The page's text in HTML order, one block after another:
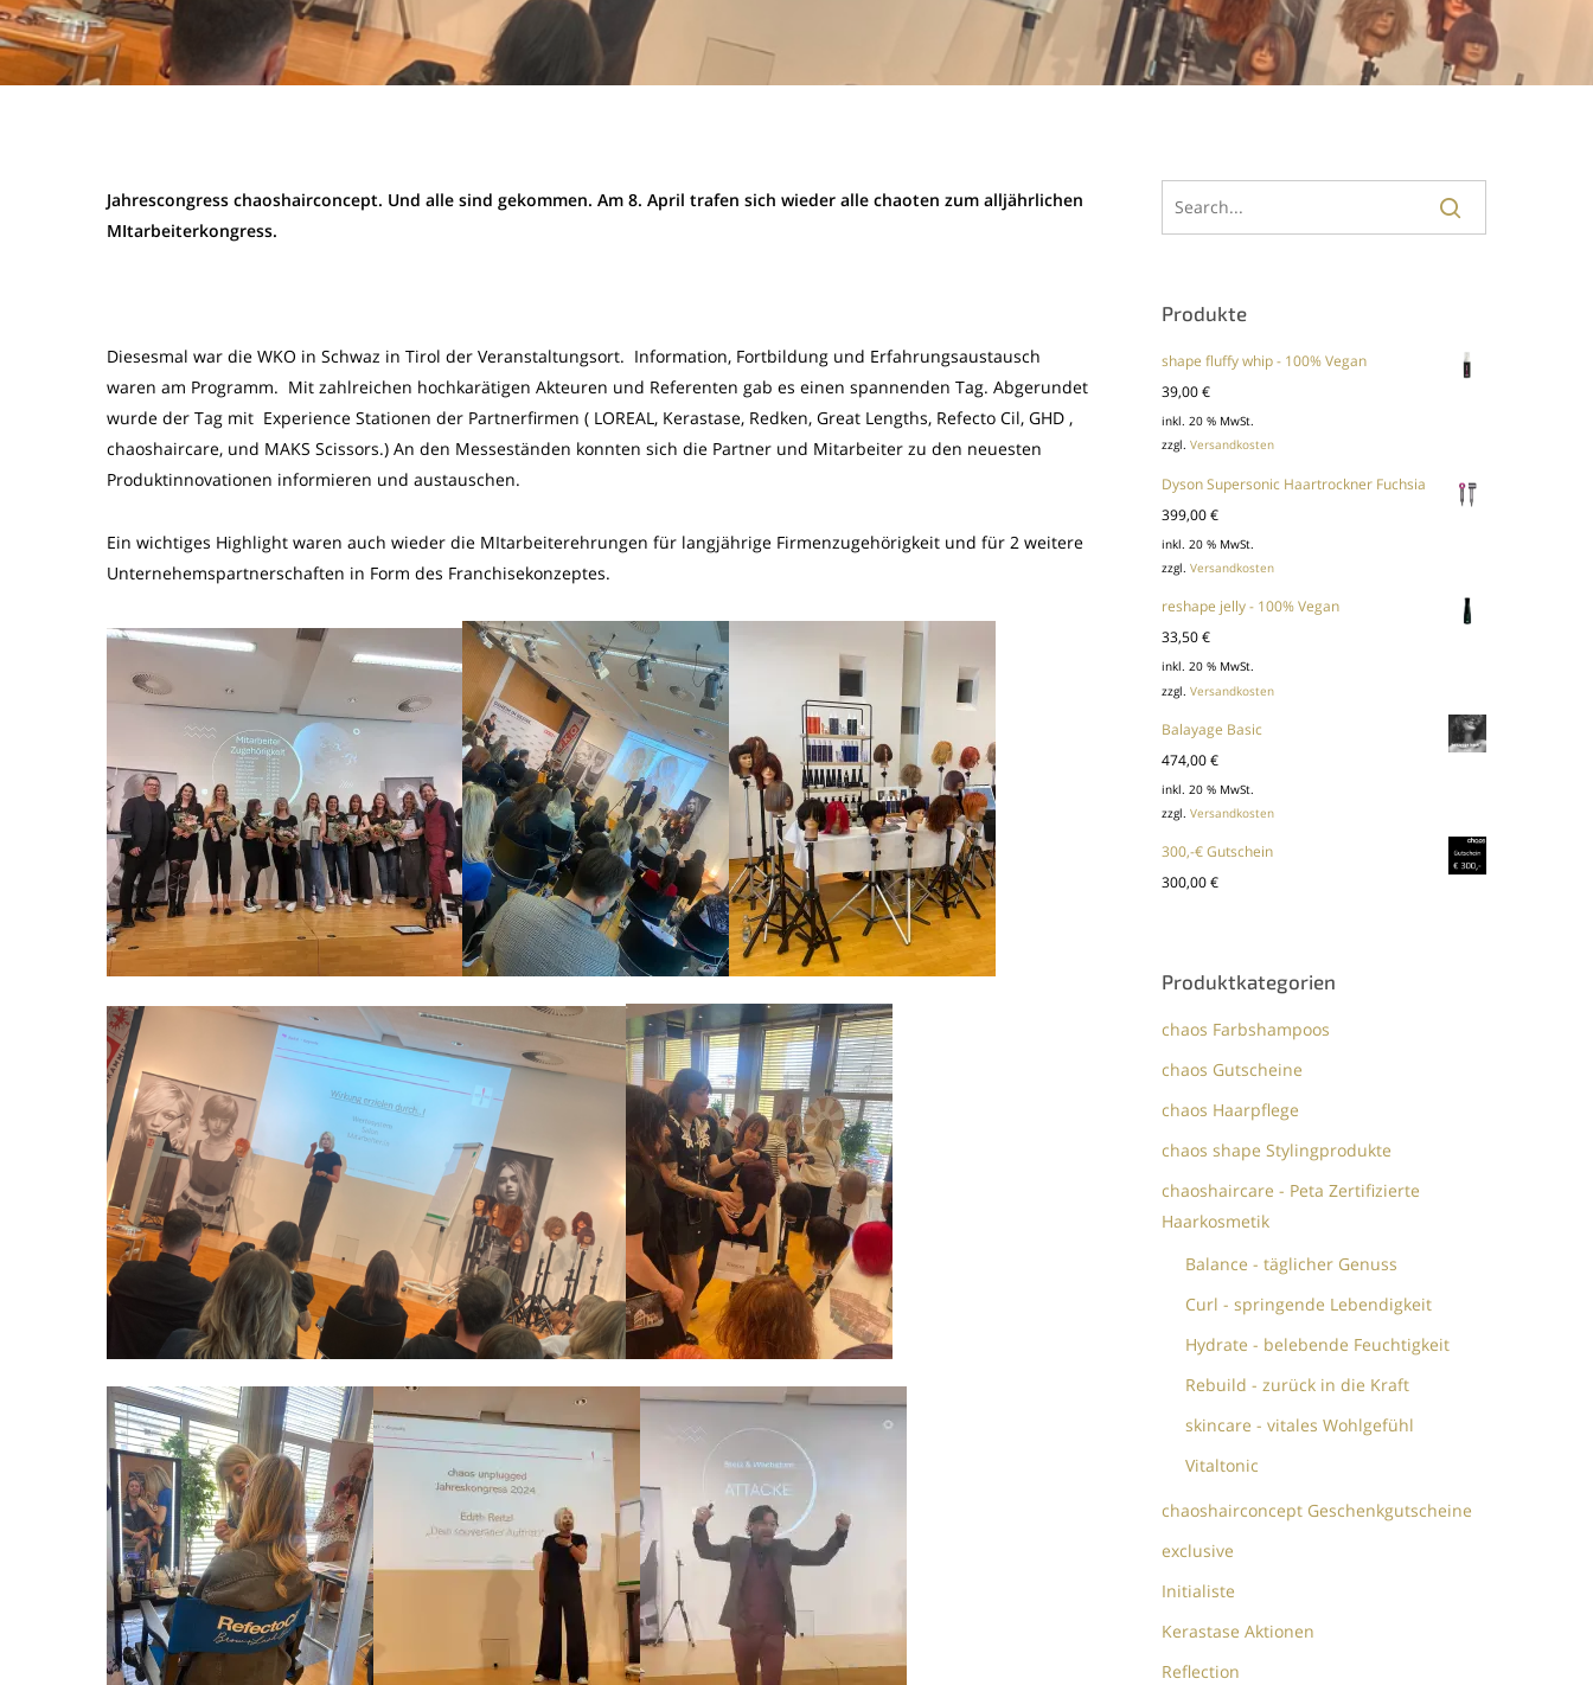
Jahrescongress chaoshairconcept. Und alle sind gekommen. Am 8. April trafen sich wieder alle chaoten zum alljährlichen
MItarbeiterkongress.
Diesesmal war die WKO in Schwaz in Tirol der Veranstaltungsort. Information, Fortbildung und Erfahrungsaustausch
waren am Programm. Mit zahlreichen hochkarätigen Akteuren und Referenten gab es einen spannenden Tag. Abgerundet
wurde der Tag mit Experience Stationen der Partnerfirmen ( LOREAL, Kerastase, Redken, Great Lengths, Refecto Cil, GHD ,
chaoshaircare, und MAKS Scissors.) An den Messeständen konnten sich die Partner und Mitarbeiter zu den neuesten
Produktinnovationen informieren und austauschen.
Ein wichtiges Highlight waren auch wieder die MItarbeiterehrungen für langjährige Firmenzugehörigkeit und für 2 weitere
Unternehemspartnerschaften in Form des Franchisekonzeptes.
Produkte
shape fluffy whip - 100% Vegan
39,00€
inkl. 20 % MwSt.
zzgl.Versandkosten
Dyson Supersonic Haartrockner Fuchsia
399,00€
inkl. 20 % MwSt.
zzgl.Versandkosten
reshape jelly - 100% Vegan
33,50€
inkl. 20 % MwSt.
zzgl.Versandkosten
Balayage Basic
474,00€
inkl. 20 % MwSt.
zzgl.Versandkosten
300,-€ Gutschein
300,00€
Produktkategorien
chaos Farbshampoos
chaos Gutscheine
chaos Haarpflege
chaos shape Stylingprodukte
chaoshaircare - Peta Zertifizierte
Haarkosmetik
Balance - täglicher Genuss
Curl - springende Lebendigkeit
Hydrate - belebende Feuchtigkeit
Rebuild - zurück in die Kraft
skincare - vitales Wohlgefühl
Vitaltonic
chaoshairconcept Geschenkgutscheine
exclusive
Initialiste
Kerastase Aktionen
Reflection